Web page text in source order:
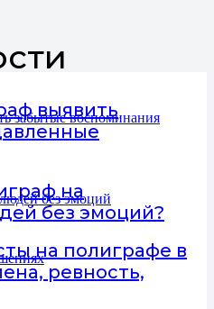
выявить
на
без эмоций?
на полиграфе в
ревность,